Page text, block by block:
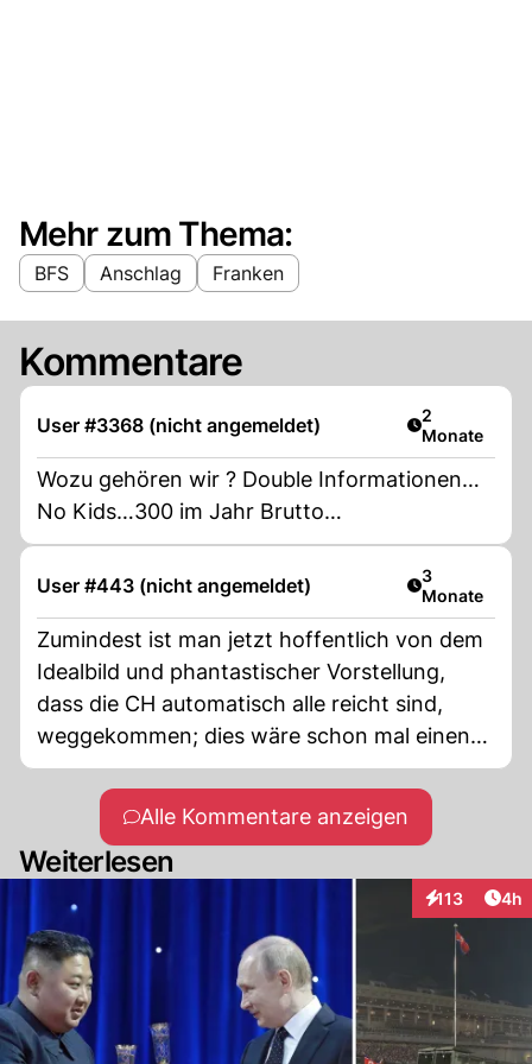
Mehr zum Thema:
BFS Anschlag Franken
Kommentare
User #3368 (nicht angemeldet) Artikel
2
Monate
Wozu gehören wir ? Double Informationen…
No Kids…300 im Jahr Brutto…
User #443 (nicht angemeldet) Artikel
3
Monate
Zumindest ist man jetzt hoffentlich von dem
Idealbild und phantastischer Vorstellung,
dass die CH automatisch alle reicht sind,
weggekommen; dies wäre schon mal einen
Schritt in die richtige Richtung, v.a wenn man
an den kürzlich erschienen Artikel, wo es
hiess, dass Rentner reich sind, denkt!
Alle Kommentare anzeigen
Weiterlesen
113
Interaktionen
4h